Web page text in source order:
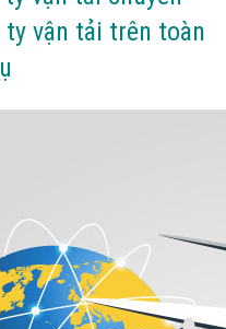
ty vận tải trên toàn